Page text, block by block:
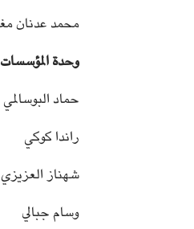
محمد عدنان
وحدة
حماد البوسالمي
راندا كوكي
شهناز العزيزي
وسام جبالي